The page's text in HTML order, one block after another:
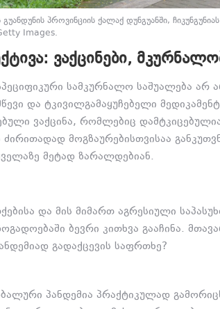
გუანდუნის პროვინციის ქალაქ დუნგუანში,
Images.
ᲕᲐᲥᲪᲘᲜᲔᲑᲘ,
სამკურნალო საშუალება
და ტკივილგამაყუჩებელი
ვაქცინა, რომლებიც
ძირითადად მოგზაურებისთვისაა
მეტად ზარალდებიან.
და მის მიმართ აგრესიული
ბევრი კითხვა გააჩინა.
გადაქცევის საფრთხე?
პანდემია პრაქტიკულად